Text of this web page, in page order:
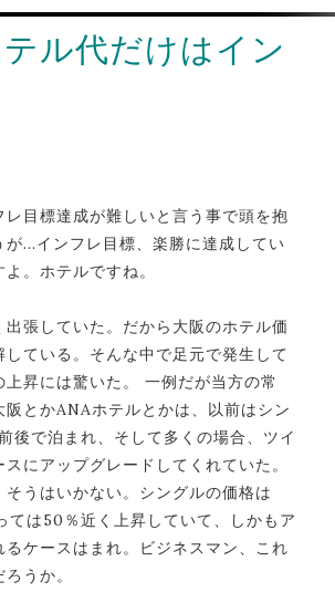
ル代だけはイン
レ目標達成が難しいと言う事で頭を抱
が…インフレ目標、楽勝に達成してい
。ホテルですね。
出張していた。だから大阪のホテル価
ている。そんな中で足元で発生して
上昇には驚いた。 一例だが当方の常
阪とかANAホテルとかは、以前はシン
後で泊まれ、そして多くの場合、ツイ
にアップグレードしてくれていた。
そうはいかない。シングルの価格は
ては50％近く上昇していて、しかもア
るケースはまれ。ビジネスマン、これ
うか。